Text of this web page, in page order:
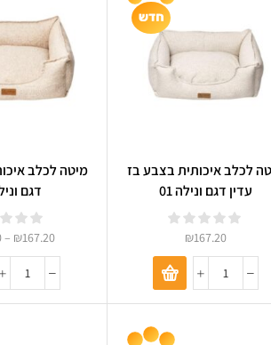
לכלב איכותית בצבע בז
עדין דגם ונילה 01
₪167.20
מיטה לכלב
דגם
₪167.20
–